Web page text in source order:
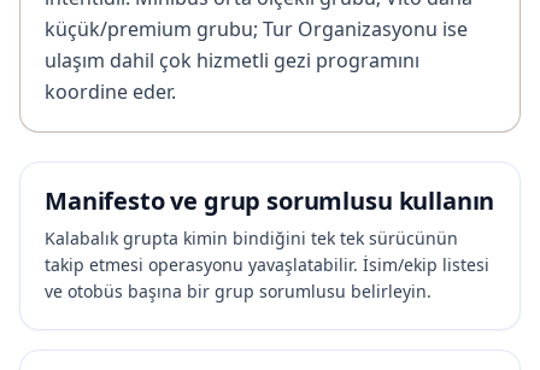
küçük/premium grubu; Tur Organizasyonu ise
ulaşım dahil çok hizmetli gezi programını
koordine eder.
Manifesto ve grup sorumlusu kullanın
Kalabalık grupta kimin bindiğini tek tek sürücünün
takip etmesi operasyonu yavaşlatabilir. İsim/ekip listesi
ve otobüs başına bir grup sorumlusu belirleyin.